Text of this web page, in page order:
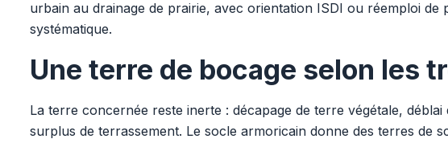
urbain au drainage de prairie, avec orientation ISDI ou réemploi de
systématique.
Une terre de bocage selon les
La terre concernée reste inerte : décapage de terre végétale,
surplus de terrassement. Le socle armoricain donne des terres de